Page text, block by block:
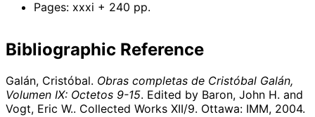
Pages: xxxi + 240 pp.
Bibliographic Reference
Galán, Cristóbal. Obras completas de Cristóbal Galán,
Volumen IX: Octetos 9-15. Edited by Baron, John H. and
Vogt, Eric W.. Collected Works XII/9. Ottawa: IMM, 2004.